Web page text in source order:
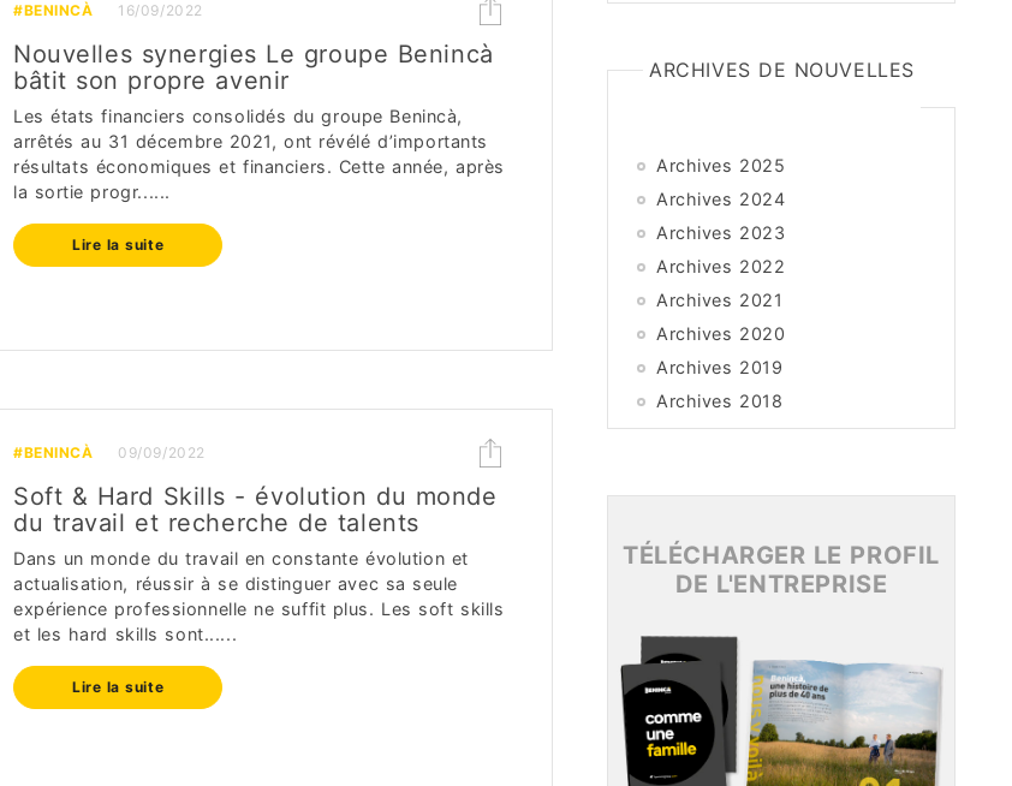
#BENINCÀ 16/09/2022
Nouvelles synergies Le groupe Benincà
bâtit son propre avenir
Les états financiers consolidés du groupe Benincà,
arrêtés au 31 décembre 2021, ont révélé d’importants
résultats économiques et financiers. Cette année, après
la sortie progr......
Lire la suite
#BENINCÀ 09/09/2022
Soft & Hard Skills - évolution du monde
du travail et recherche de talents
Dans un monde du travail en constante évolution et
actualisation, réussir à se distinguer avec sa seule
expérience professionnelle ne suffit plus. Les soft skills
et les hard skills sont......
Lire la suite
ARCHIVES DE NOUVELLES
Archives 2025
Archives 2024
Archives 2023
Archives 2022
Archives 2021
Archives 2020
Archives 2019
Archives 2018
Archives 2017
Archives 2015
TÉLÉCHARGER LE PROFIL
DE L'ENTREPRISE